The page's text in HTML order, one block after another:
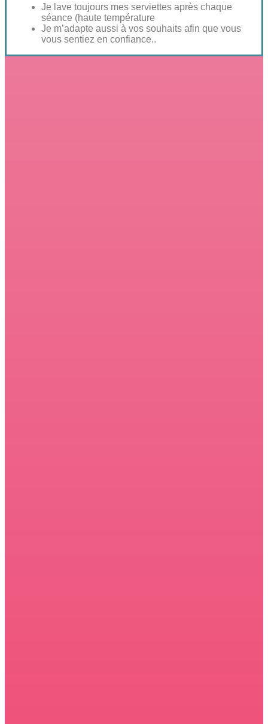
Je lave toujours mes serviettes après chaque
séance (haute température
Je m’adapte aussi à vos souhaits afin que vous
vous sentiez en confiance..